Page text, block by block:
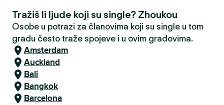
Tražiš li ljude koji su single? Zhoukou
Osobe u potrazi za članovima koji su single u tom
gradu često traže spojeve i u ovim gradovima.
Amsterdam
Auckland
Bali
Bangkok
Barcelona